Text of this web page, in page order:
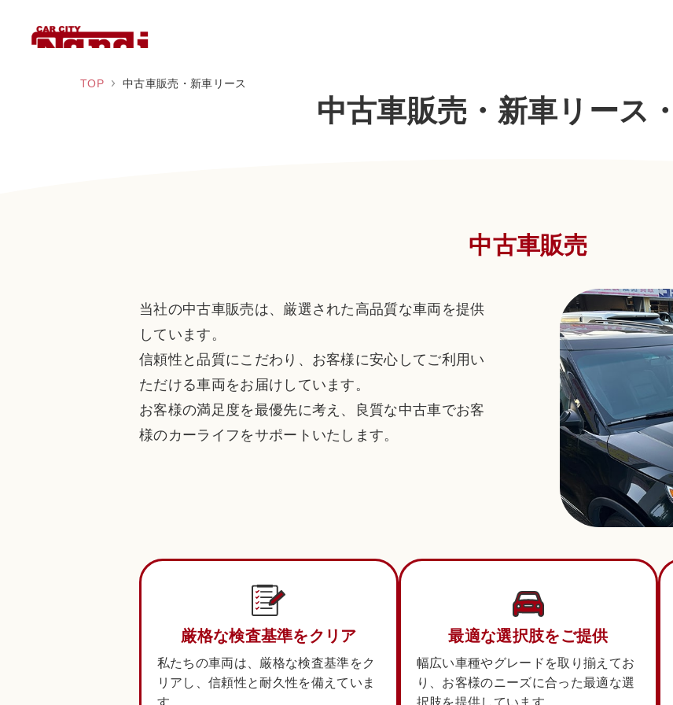
TOP 中古車販売・新車リース
中古車販売・新車リース
中古車販売
当社の中古車販売は、厳選された高品質な車両を提供
しています。
信頼性と品質にこだわり、お客様に安心してご利用い
ただける車両をお届けしています。
お客様の満足度を最優先に考え、良質な中古車でお客
様のカーライフをサポートいたします。
厳格な検査基準をクリア
私たちの車両は、厳格な検査基準をク
リアし、信頼性と耐久性を備えていま
す。
最適な選択肢をご提供
幅広い車種やグレードを取り揃えてお
り、お客様のニーズに合った最適な選
択肢を提供しています。